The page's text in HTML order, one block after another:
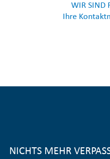
WIR SIND
Ihre
NICHTS MEHR